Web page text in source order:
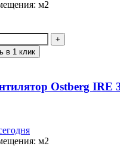
м2
в 1 клик
Ostberg IRE
м2